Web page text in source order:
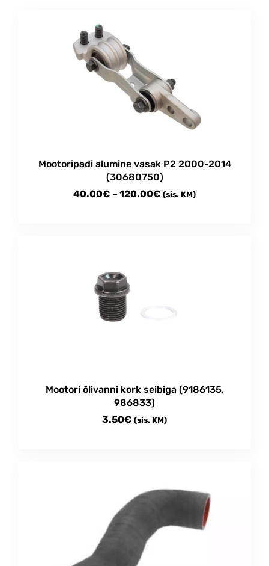
Mootoripadi alumine vasak P2 2000-2014
(30680750)
40.00€ –120.00€ Price
(sis. KM)
pageMootori õlivanni kork seibiga (9186135,
986833)
3.50€ (sis. KM)